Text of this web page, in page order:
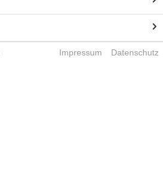
Impressum Datenschutz